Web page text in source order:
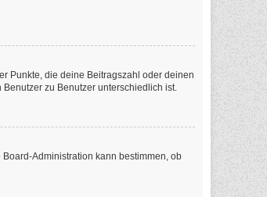
Punkte, die deine Beitragszahl oder deinen
zu Benutzer unterschiedlich ist.
Administration kann bestimmen, ob